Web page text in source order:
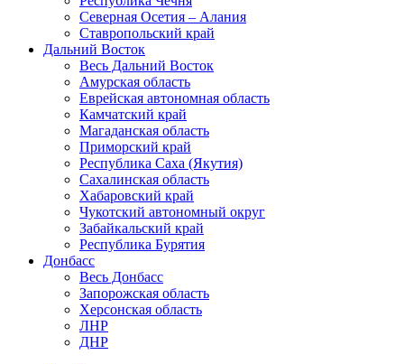
Северная Осетия – Алания
Ставропольский край
Дальний Восток
Весь Дальний Восток
Амурская область
Еврейская автономная область
Камчатский край
Магаданская область
Приморский край
Республика Саха (Якутия)
Сахалинская область
Хабаровский край
Чукотский автономный округ
Забайкальский край
Республика Бурятия
Донбасс
Весь Донбасс
Запорожская область
Херсонская область
ЛНР
ДНР